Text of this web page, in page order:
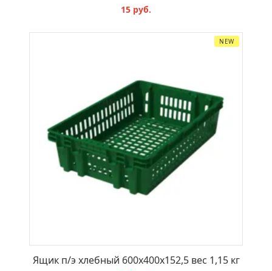
15 руб.
NEW
Ящик п/э хлебный 600х400х152,5 вес 1,15 кг